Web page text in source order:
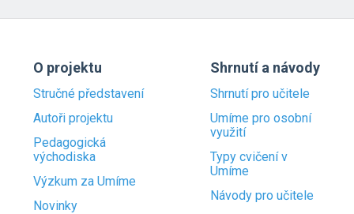
O projektu
Stručné představení
Autoři projektu
Pedagogická
východiska
Výzkum za Umíme
Novinky
Shrnutí a návody
Shrnutí pro učitele
Umíme pro osobní
využití
Typy cvičení v
Umíme
Návody pro učitele